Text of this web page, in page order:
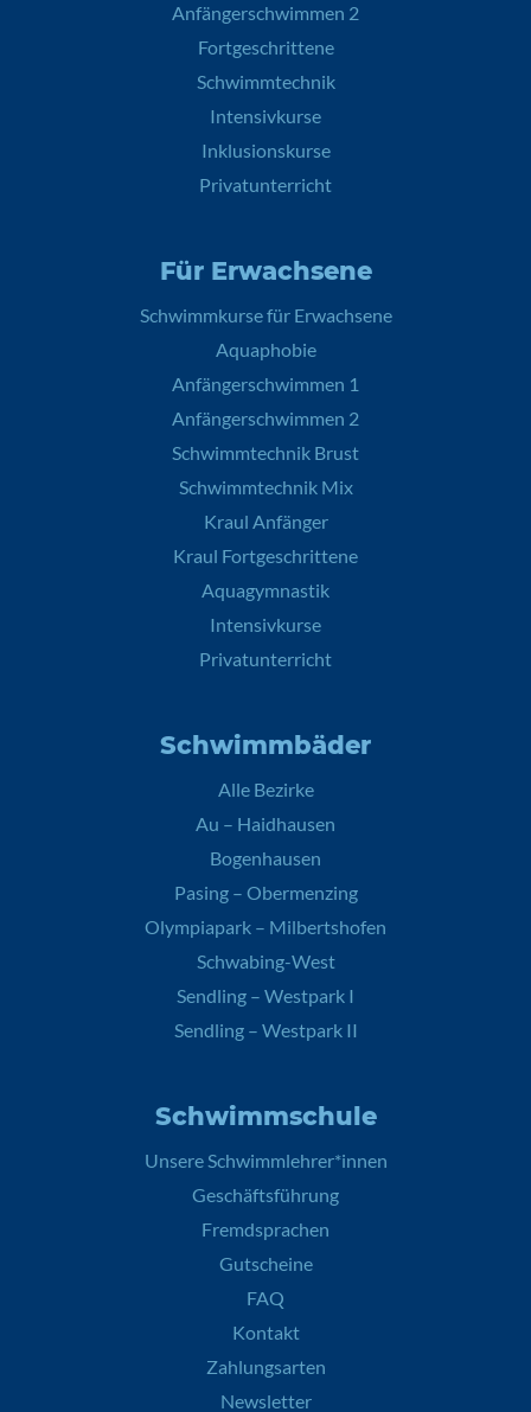
Anfängerschwimmen 2
Fortgeschrittene
Schwimmtechnik
Intensivkurse
Inklusionskurse
Privatunterricht
Für Erwachsene
Schwimmkurse für Erwachsene
Aquaphobie
Anfängerschwimmen 1
Anfängerschwimmen 2
Schwimmtechnik Brust
Schwimmtechnik Mix
Kraul Anfänger
Kraul Fortgeschrittene
Aquagymnastik
Intensivkurse
Privatunterricht
Schwimmbäder
Alle Bezirke
Au – Haidhausen
Bogenhausen
Pasing – Obermenzing
Olympiapark – Milbertshofen
Schwabing-West
Sendling – Westpark I
Sendling – Westpark II
Schwimmschule
Unsere Schwimmlehrer*innen
Geschäftsführung
Fremdsprachen
Gutscheine
FAQ
Kontakt
Zahlungsarten
Newsletter